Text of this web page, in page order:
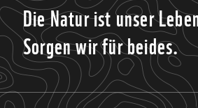
Die Natur ist unser
Sorgen wir für beides.